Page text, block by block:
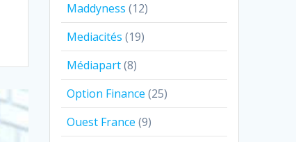
Maddyness (12)
Mediacités (19)
Médiapart(8)
Option Finance (25)
Ouest France (9)